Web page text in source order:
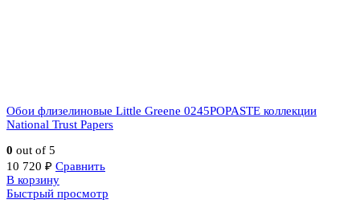
Обои флизелиновые Little Greene 0245POPASTE коллекции
National Trust Papers
0 out of 5
10 720 ₽ Сравнить
В корзину
Быстрый просмотр